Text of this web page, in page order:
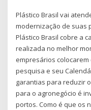
Plástico Brasil vai
modernização de suas
Plástico Brasil cobre a
realizada no melhor
empresários colocarem
pesquisa e seu
garantias para reduzir
para o agronegócio é
portos. Como é que os